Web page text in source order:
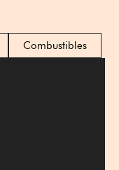
Combustibles